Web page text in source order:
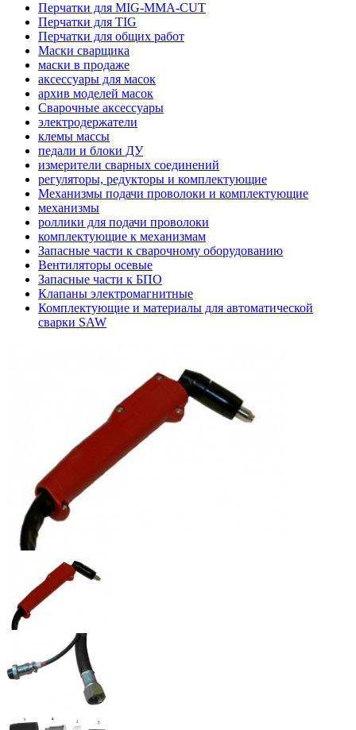
Перчатки для MIG-MMA-CUT
Перчатки для TIG
Перчатки для общих работ
Маски сварщика
маски в продаже
аксессуары для масок
архив моделей масок
Сварочные аксессуары
электродержатели
клемы массы
педали и блоки ДУ
измерители сварных соединений
регуляторы, редукторы и комплектующие
Механизмы подачи проволоки и комплектующие
механизмы
роллики для подачи проволоки
комплектующие к механизмам
Запасные части к сварочному оборудованию
Вентиляторы осевые
Запасные части к БПО
Клапаны электромагнитные
Комплектующие и материалы для автоматической
сварки SAW